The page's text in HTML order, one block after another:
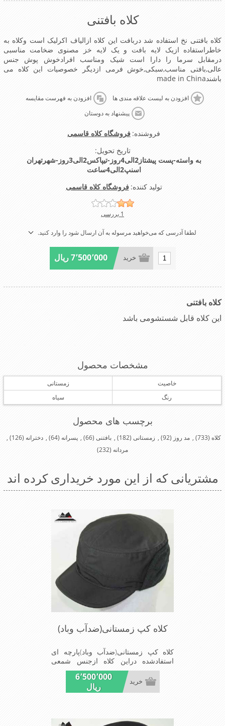
کلاه بافتنی
کلاه بافتنی نخ استفاده شد دربافت این کلاه ازالیاف اکرلیک است وکلاه به
خاطراستفاده ازیک لایه بافت و یک لایه خز مصنوی ضخامت مناسبی
درمقابل سرما را دارا است شیک ومناسب افرادخوش پوش جنس
عالی,بافتی مناسب,سبکی,خوش فرمی ازدیگر خصوصیات این کلاه می
باشندmade in China
افزودن به لیست علاقه مندی ها افزودن به فهرست مقایسه
پیشنهاد به دوستان
فروشنده: فروشگاه کلاه قاسمی
تاریخ تحویل:
به واسته-پست پیشتاز2الی4روز-تیپاکس2الی3روز-شهرتهران
اسنپ2الی4ساعت
تولید کننده: فروشگاه کلاه قاسمی
1 بررسی
لطفا آدرسی که می‌خواهید مرسوله به آن ارسال شود را وارد کنید.
خرید 7٬500٬000 ریال
کلاه بافتنی
این کلاه قابل شستشومی باشد
مشخصات محصول
خاصیت
زمستانی
رنگ
سیاه
برچسب های محصول
کلاه (733)
, مد روز (92)
, زمستانی (182)
, بافتنی (66)
, پسرانه (64)
, دخترانه (126)
,
مردانه (232)
مشتریانی که از این مورد خریداری کرده اند
کلاه کپ زمستانی(ضدآب وباد)
کلاه کپ زمستانی(ضدآب وباد)پارچه ای
استفادشده دراین کلاه ازجنس شمعی
تولیدژاپن که ضدآب وباد=
(Waterproof)است ازجنس شمعی برای
دوخت کاپشن بارانی استفاده می
6٬500٬000
ریال
خرید